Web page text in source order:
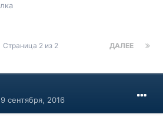
ДАЛЕЕ
Страница 2 из 2
сентября, 2016